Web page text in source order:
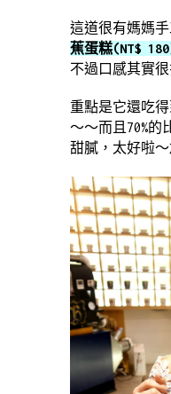
這道很有媽媽
蕉蛋糕(NT$
不過口感其實
重點是它還吃
～～而且70%的
甜膩，太好啦～